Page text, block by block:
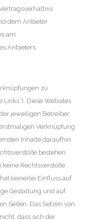
dem Anbieter
am
Anbieters.
zu
Links“). Diese Websites
jeweiligen Betreiber.
Verknüpfung
Inhalte daraufhin
bestehen.
Rechtsverstöße
keinerlei Einfluss auf
Gestaltung und auf
Seiten. Das Setzen von
dass sich der